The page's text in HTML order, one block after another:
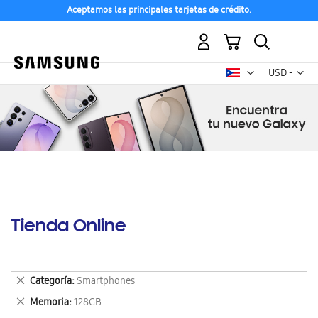
Aceptamos las principales tarjetas de crédito.
USD -
dólar
Mi carrito
Tienda Online
Categoría Smartphones
Eliminar
este
artículo
Memoria 128GB
Eliminar